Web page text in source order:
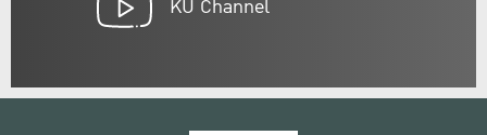
KU Channel